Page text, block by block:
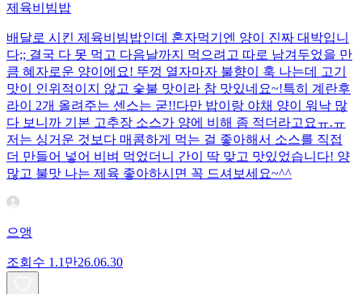
제육비빔밥
배달로 시킨 제육비빔밥인데 혼자먹기엔 양이 진짜 대박입니
다;; 결국 다 못 먹고 다음날까지 먹으려고 따로 남겨두었을 만
큼 혜자로운 양이에요! 뚜껑 열자마자 불향이 훅 나는데 고기
맛이 인위적이지 않고 숯불 맛이라 참 맛있네요~!특히 계란후
라이 2개 올려주는 센스는 굳!! ​다만 밥이랑 야채 양이 워낙 많
다 보니까 기본 고추장 소스가 양에 비해 좀 적더라고요ㅠ.ㅠ
저는 싱거운 것보다 매콤하게 먹는 걸 좋아해서 소스를 직접
더 만들어 넣어 비벼 먹었더니 간이 딱 맞고 맛있었습니다! 양
많고 불맛 나는 제육 좋아하시면 꼭 드셔보세요~^^
으앵
조회수 1.1만26.06.30